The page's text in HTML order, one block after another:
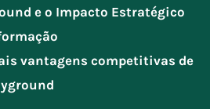
e o Impacto Estratégico
vantagens competitivas de